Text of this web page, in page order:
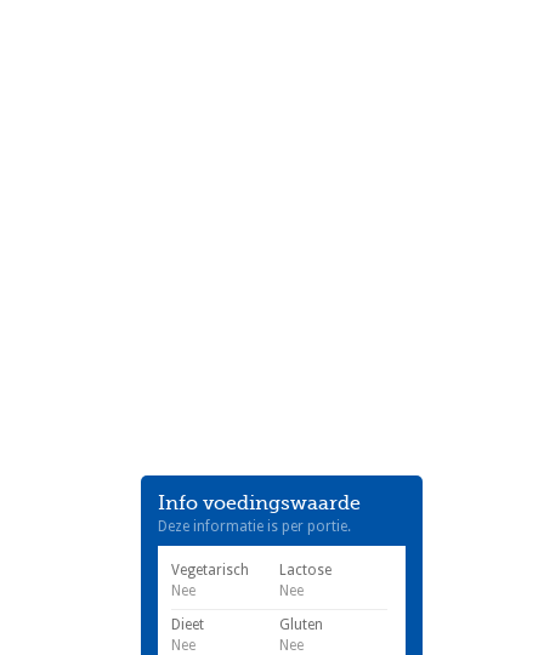
Info voedingswaarde
Deze informatie is per portie.
Vegetarisch
Nee
Lactose
Nee
Dieet
Nee
Gluten
Nee